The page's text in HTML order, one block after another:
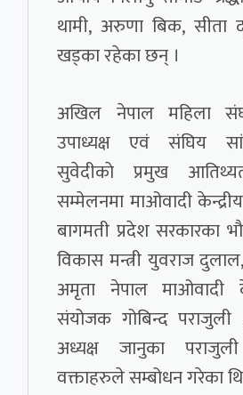
थामी, अरुणा बिक, सीता
खड्का रहेका छन् ।
अखिल नेपाल महिला
उपाध्यक्ष एवं संघिय
सुवेदीकाे प्रमुख
सम्मेलनमा माओवादी
बागमती प्रदेश सरकारका
विकास मन्त्री युवराज
अमृता नेपाल माओवादी
संयोजक गोबिन्द
अध्यक्ष जानुका
वक्ताहरुले सम्बोधन गरेका